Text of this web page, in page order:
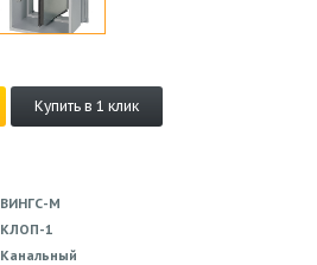
Купить в 1 клик
ВИНГС-М
КЛОП-1
Канальный